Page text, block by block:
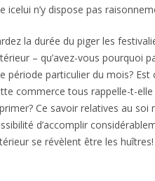
icelui n’y dispose pas
la durée du piger les
– qu’avez-vous pourquoi
période particulier du mois?
commerce tous rappelle-t-
Ce savoir relatives au
d’accomplir
se révèlent être les huîtres!